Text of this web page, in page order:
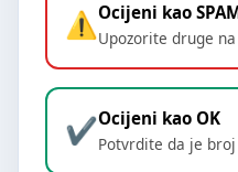
Ocijeni kao
Upozorite druge
Ocijeni kao OK
Potvrdite da je